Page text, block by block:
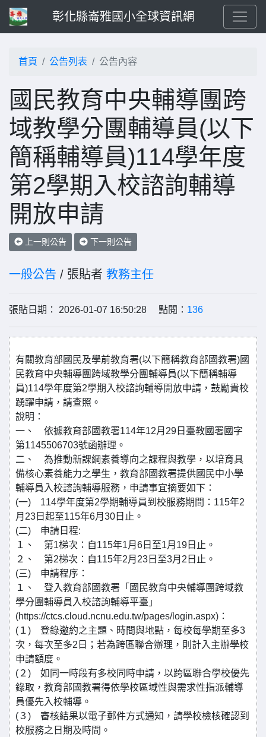
彰化縣崙雅國小全球資訊網
首頁 公告列表 公告內容
國民教育中央輔導團跨
域教學分團輔導員(以下
簡稱輔導員)114學年度
第2學期入校諮詢輔導
開放申請
上一則公告 下一則公告
一般公告 / 張貼者 教務主任
張貼日期： 2026-01-07 16:50:28 點閱： 136
有關教育部國民及學前教育署(以下簡稱教育部國教署)國
民教育中央輔導團跨域教學分團輔導員(以下簡稱輔導
員)114學年度第2學期入校諮詢輔導開放申請，鼓勵貴校
踴躍申請，請查照。
說明：
一、 依據教育部國教署114年12月29日臺教國署國字
第1145506703號函辦理。
二、 為推動新課綱素養導向之課程與教學，以培育具
備核心素養能力之學生，教育部國教署提供國民中小學
輔導員入校諮詢輔導服務，申請事宜摘要如下：
(一) 114學年度第2學期輔導員到校服務期間：115年2
月23日起至115年6月30日止。
(二) 申請日程:
１、 第1梯次：自115年1月6日至1月19日止。
２、 第2梯次：自115年2月23日至3月2日止。
(三) 申請程序：
１、 登入教育部國教署「國民教育中央輔導團跨域教
學分團輔導員入校諮詢輔導平臺」
(https://ctcs.cloud.ncnu.edu.tw/pages/login.aspx)：
(１) 登錄邀約之主題、時間與地點，每校每學期至多3
次，每次至多2日；若為跨區聯合辦理，則計入主辦學校
申請額度。
(２) 如同一時段有多校同時申請，以跨區聯合學校優先
錄取，教育部國教署得依學校區域性與需求性指派輔導
員優先入校輔導。
(３) 審核結果以電子郵件方式通知，請學校檢核確認到
校服務之日期及時間。